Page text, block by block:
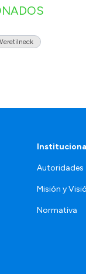
Autoridades
Misión y
Normativa